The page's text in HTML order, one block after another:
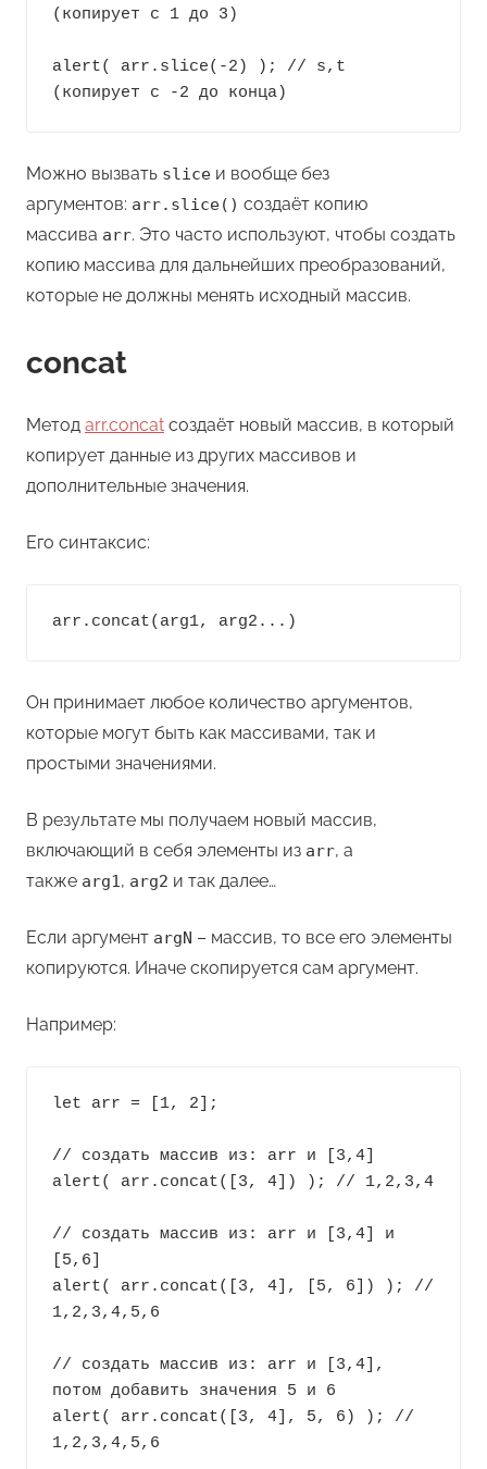
(копирует с 1 до 3)
alert( arr.slice(-2) ); // s,t
(копирует с -2 до конца)
Можно вызвать slice и вообще без
аргументов: arr.slice() создаёт копию
массива arr. Это часто используют, чтобы создать
копию массива для дальнейших преобразований,
которые не должны менять исходный массив.
concat
Метод arr.concat создаёт новый массив, в который
копирует данные из других массивов и
дополнительные значения.
Его синтаксис:
arr.concat(arg1, arg2...)
Он принимает любое количество аргументов,
которые могут быть как массивами, так и
простыми значениями.
В результате мы получаем новый массив,
включающий в себя элементы из arr, а
также arg1, arg2 и так далее…
Если аргумент argN – массив, то все его элементы
копируются. Иначе скопируется сам аргумент.
Например:
let arr = [1, 2];
// создать массив из: arr и [3,4]
alert( arr.concat([3, 4]) ); // 1,2,3,4
// создать массив из: arr и [3,4] и
[5,6]
alert( arr.concat([3, 4], [5, 6]) ); //
1,2,3,4,5,6
// создать массив из: arr и [3,4],
потом добавить значения 5 и 6
alert( arr.concat([3, 4], 5, 6) ); //
1,2,3,4,5,6